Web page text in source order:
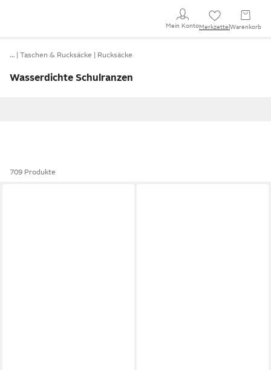
Mein KontoMerkzettel Warenkorb
… Taschen & Rucksäcke Rucksäcke
Wasserdichte Schulranzen
709 Produkte